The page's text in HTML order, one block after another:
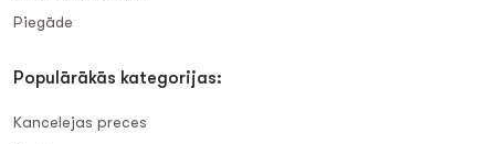
Piegāde
Populārākās kategorijas:
Kancelejas preces